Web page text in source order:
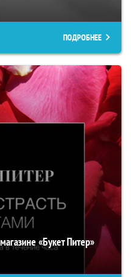
ПОДРОБНЕЕ
«Букет Питер»